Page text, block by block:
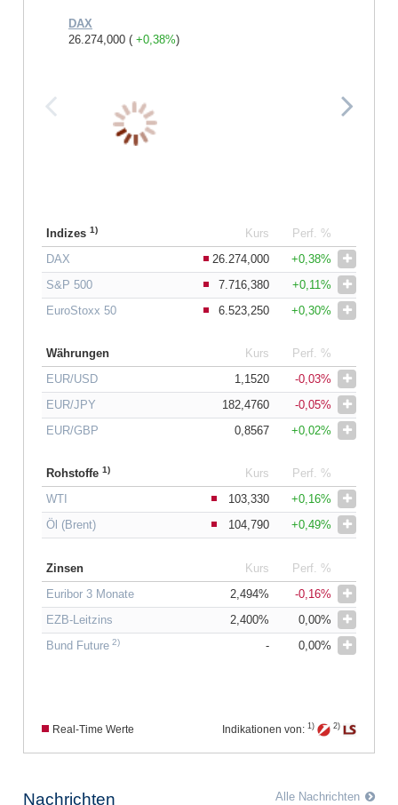
DAX
26.274,000 ( +0,38%)
Indizes 1) Kurs
Perf. %
DAX
26.274,000
+0,38%
S&P 500
7.716,380
+0,11%
EuroStoxx 50
6.523,250 +0,30%
Währungen Kurs
Perf. %
EUR/USD
1,1520
-0,03%
EUR/JPY
182,4760
-0,05%
EUR/GBP
0,8567 +0,02%
Rohstoffe 1) Kurs
Perf. %
WTI
103,330
+0,16%
Öl (Brent)
104,790 +0,49%
Zinsen Kurs
Perf. %
Euribor 3 Monate
2,494%
-0,16%
EZB-Leitzins
2,400%
0,00%
Bund Future 2) - 0,00%
Real-Time Werte Indikationen von: 1) 2)
Alle Nachrichten
Nachrichten